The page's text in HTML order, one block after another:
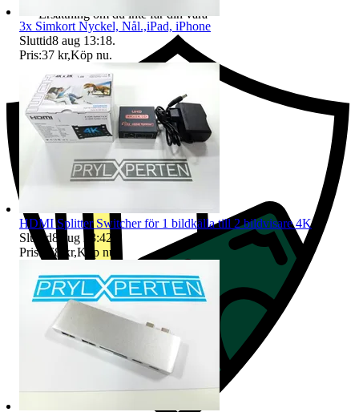
Ersättning om du inte får din vara
3x Simkort Nyckel, Nål.,iPad, iPhone
Sluttid8 aug 13:18.
Pris:37 kr,Köp nu.
HDMI Splitter Switcher för 1 bildkälla till 2 bildvisare 4K
Sluttid8 aug 23:42
Pris:
168 kr,Köp nu